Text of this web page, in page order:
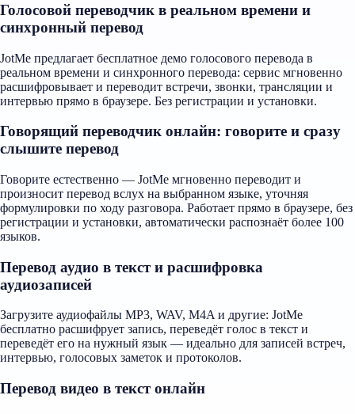
Голосовой переводчик в реальном времени и
синхронный перевод
JotMe предлагает бесплатное демо голосового перевода в
реальном времени и синхронного перевода: сервис мгновенно
расшифровывает и переводит встречи, звонки, трансляции и
интервью прямо в браузере. Без регистрации и установки.
Говорящий переводчик онлайн: говорите и сразу
слышите перевод
Говорите естественно — JotMe мгновенно переводит и
произносит перевод вслух на выбранном языке, уточняя
формулировки по ходу разговора. Работает прямо в браузере, без
регистрации и установки, автоматически распознаёт более 100
языков.
Перевод аудио в текст и расшифровка
аудиозаписей
Загрузите аудиофайлы MP3, WAV, M4A и другие: JotMe
бесплатно расшифрует запись, переведёт голос в текст и
переведёт его на нужный язык — идеально для записей встреч,
интервью, голосовых заметок и протоколов.
Перевод видео в текст онлайн